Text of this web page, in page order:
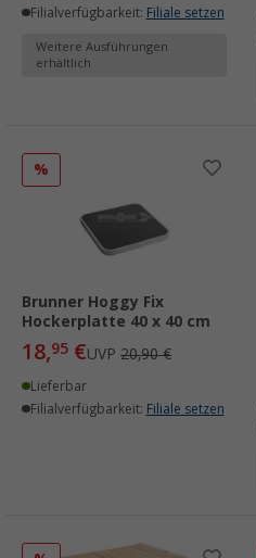
Filialverfügbarkeit: Filiale setzen
Weitere Ausführungen
erhältlich
%
Brunner Hoggy Fix
Hockerplatte 40 x 40 cm
18,95 €UVP 20,90 €
Lieferbar
Filialverfügbarkeit: Filiale setzen